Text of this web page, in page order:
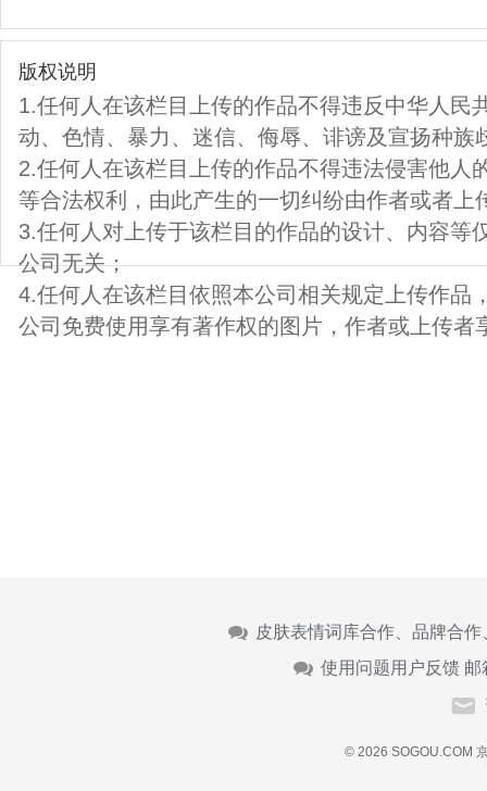
版权说明
1.任何人在该栏目上传的作品不得违反中华人民
动、色情、暴力、迷信、侮辱、诽谤及宣扬种族
2.任何人在该栏目上传的作品不得违法侵害他人
等合法权利，由此产生的一切纠纷由作者或者上
3.任何人对上传于该栏目的作品的设计、内容等
公司无关；
4.任何人在该栏目依照本公司相关规定上传作品
公司免费使用享有著作权的图片，作者或上传者
皮肤表情词库合作、品牌合
使用问题用户反馈 邮
© 2026 SOGOU.COM